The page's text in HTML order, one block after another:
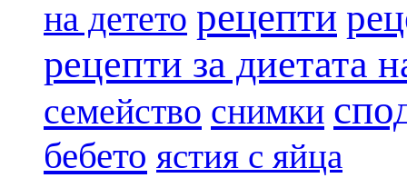
на детето рецепти
рецепти за диетата
семейство снимки
бебето ястия с яйца